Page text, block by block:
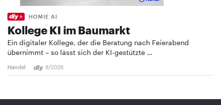
HOMIE AI
Kollege KI im Baumarkt
Ein digitaler Kollege, der die Beratung nach Feierabend
übernimmt – so lässt sich der KI-gestützte …
Handel 8/2026